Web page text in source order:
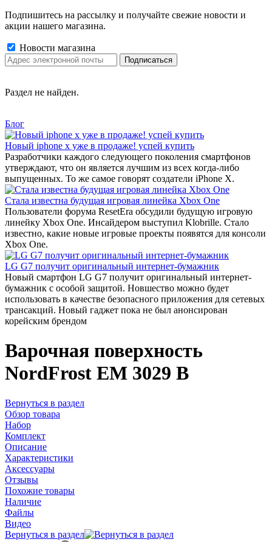
Подпишитесь на рассылку и получайте свежие новости и
акции нашего магазина.
Новости магазина
Раздел не найден.
Блог
Новый iphone x уже в продаже! успей купить
Разработчики каждого следующего поколения смартфонов
утверждают, что он является лучшим из всех когда-либо
выпущенных. То же самое говорят создатели iPhone X.
Стала известна будущая игровая линейка Xbox One
Пользователи форума ResetEra обсудили будущую игровую
линейку Xbox One. Инсайдером выступил Klobrille. Стало
известно, какие новые игровые проекты появятся для консоли
Xbox One.
LG G7 получит оригинальный интернет-бумажник
Новый смартфон LG G7 получит оригинальный интернет-
бумажник с особой защитой. Новшество можно будет
использовать в качестве безопасного приложения для сетевых
трансакций. Новый гаджет пока не был анонсирован
корейским брендом
Варочная поверхность
NordFrost EM 3029 B
Вернуться в раздел
Обзор товара
Набор
Комплект
Описание
Характеристики
Аксессуары
Отзывы
Похожие товары
Наличие
Файлы
Видео
Вернуться в раздел